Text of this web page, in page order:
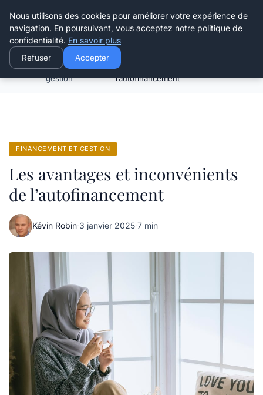
Henry Panky
Financement et
gestion
Les avantages et inconvénients de
l’autofinancement
FINANCEMENT ET GESTION
Les avantages et inconvénients
de l’autofinancement
Kévin Robin·3 janvier 2025·7 min
Nous utilisons des cookies pour améliorer votre expérience de
navigation. En poursuivant, vous acceptez notre politique de
confidentialité. En savoir plus
Refuser Accepter